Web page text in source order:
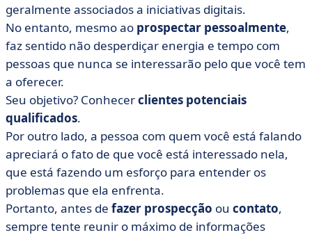
geralmente associados a iniciativas digitais.
No entanto, mesmo ao prospectar pessoalmente,
faz sentido não desperdiçar energia e tempo com
pessoas que nunca se interessarão pelo que você tem
a oferecer.
Seu objetivo? Conhecerclientes potenciais
qualificados.
Por outro lado, a pessoa com quem você está falando
apreciará o fato de que você está interessado nela,
que está fazendo um esforço para entender os
problemas que ela enfrenta.
Portanto, antes de fazer prospecção ou contato,
sempre tente reunir o máximo de informações